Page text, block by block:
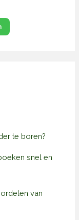
te boren?
snel en
van